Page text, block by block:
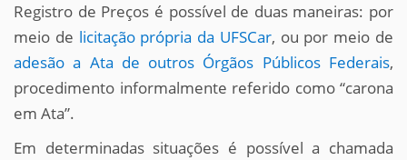
Registro de Preços é possível de duas maneiras: por
meio de licitação própria da UFSCar, ou por meio de
adesão a Ata de outros Órgãos Públicos Federais,
procedimento informalmente referido como “carona
em Ata”.
Em determinadas situações é possível a chamada